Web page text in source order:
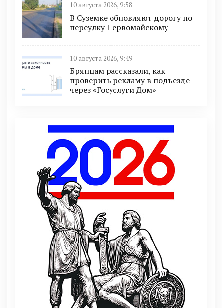
10 августа 2026, 9:58
В Суземке обновляют дорогу по
переулку Первомайскому
10 августа 2026, 9:49
Брянцам рассказали, как
проверить рекламу в подъезде
через «Госуслуги Дом»